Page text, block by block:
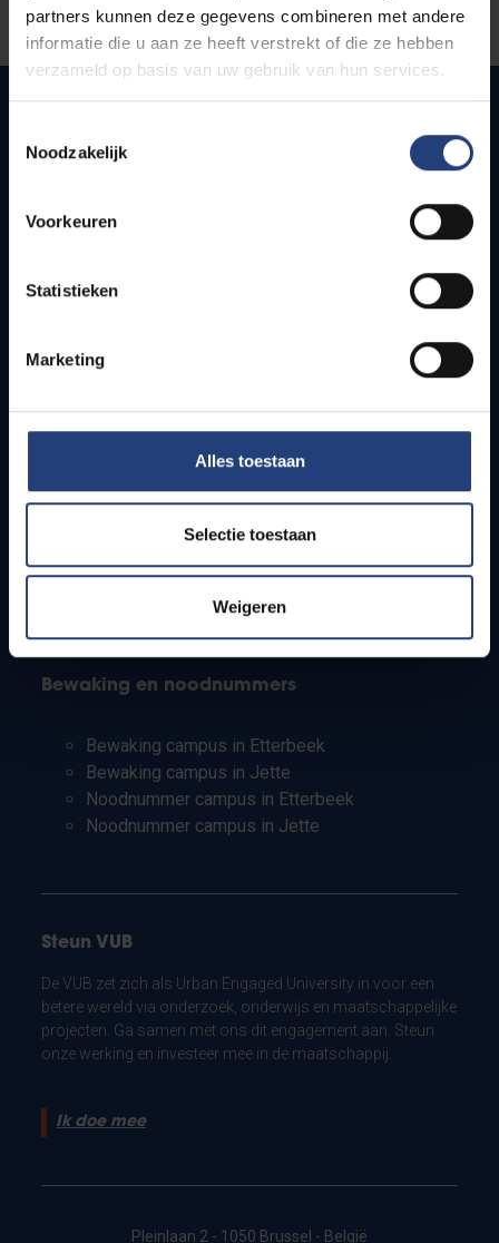
partners kunnen deze gegevens combineren met andere
informatie die u aan ze heeft verstrekt of die ze hebben
verzameld op basis van uw gebruik van hun services.
Noodzakelijk
Voorkeuren
Statistieken
Marketing
Alles toestaan
Selectie toestaan
Weigeren
Snel naar
Bereikbaarheid
Studenten
PhD-studenten
Leerkrachten en secundaire scholen
Bewaking en noodnummers
Bewaking campus in Etterbeek
Bewaking campus in Jette
Noodnummer campus in Etterbeek
Noodnummer campus in Jette
Steun VUB
De VUB zet zich als Urban Engaged University in voor een
betere wereld via onderzoek, onderwijs en maatschappelijke
projecten. Ga samen met ons dit engagement aan. Steun
onze werking en investeer mee in de maatschappij.
Ik doe mee
Pleinlaan 2 - 1050 Brussel - België